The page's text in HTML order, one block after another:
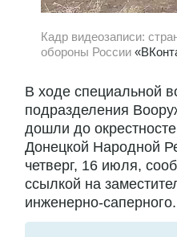
Кадр видеозаписи:
обороны России
В ходе специальной
подразделения
дошли до
Донецкой Народной
четверг, 16 июля,
ссылкой на
инженерно-